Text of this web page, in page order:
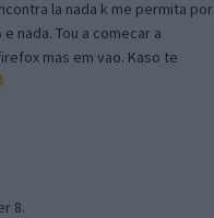
la nada k me permita por
nada. Tou a comecar a
mas em vao. Kaso te
8.